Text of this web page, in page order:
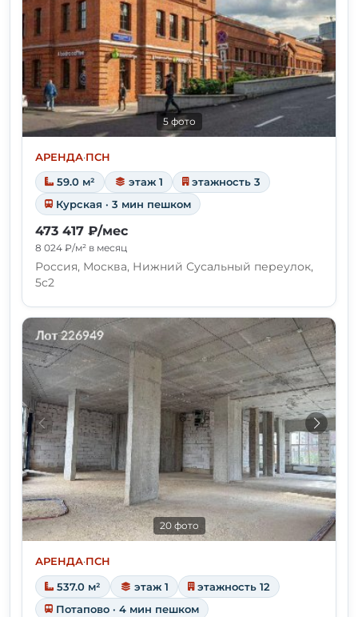
5 фото
АРЕНДА·ПСН
59.0 м² этаж 1
этажность 3
Курская · 3 мин пешком
473 417 ₽/мес
8 024 ₽/м² в месяц
Россия, Москва, Нижний Сусальный переулок,
5с2
20 фото
АРЕНДА·ПСН
537.0 м² этаж 1
этажность 12
Потапово · 4 мин пешком